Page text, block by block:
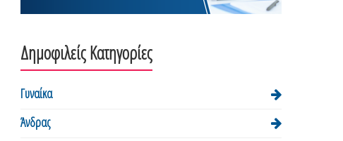
Δημοφιλείς Κατηγορίες
Γυναίκα
Άνδρας